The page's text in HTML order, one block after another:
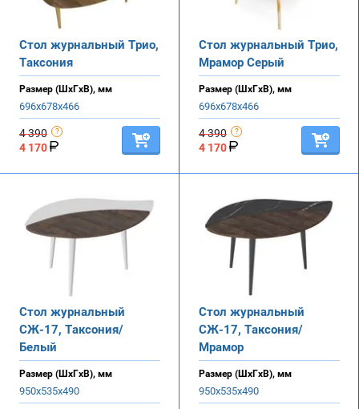
Стол журнальный Трио,
Таксония
Размер (ШхГхВ), мм
696х678х466
4 390
4 170
Стол журнальный Трио,
Мрамор Серый
Размер (ШхГхВ), мм
696х678х466
4 390
4 170
Стол журнальный
СЖ-17, Таксония/
Белый
Размер (ШхГхВ), мм
950х535х490
Стол журнальный
СЖ-17, Таксония/
Мрамор
Размер (ШхГхВ), мм
950х535х490